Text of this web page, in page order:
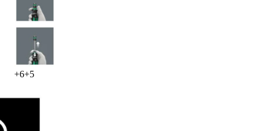
+6+5